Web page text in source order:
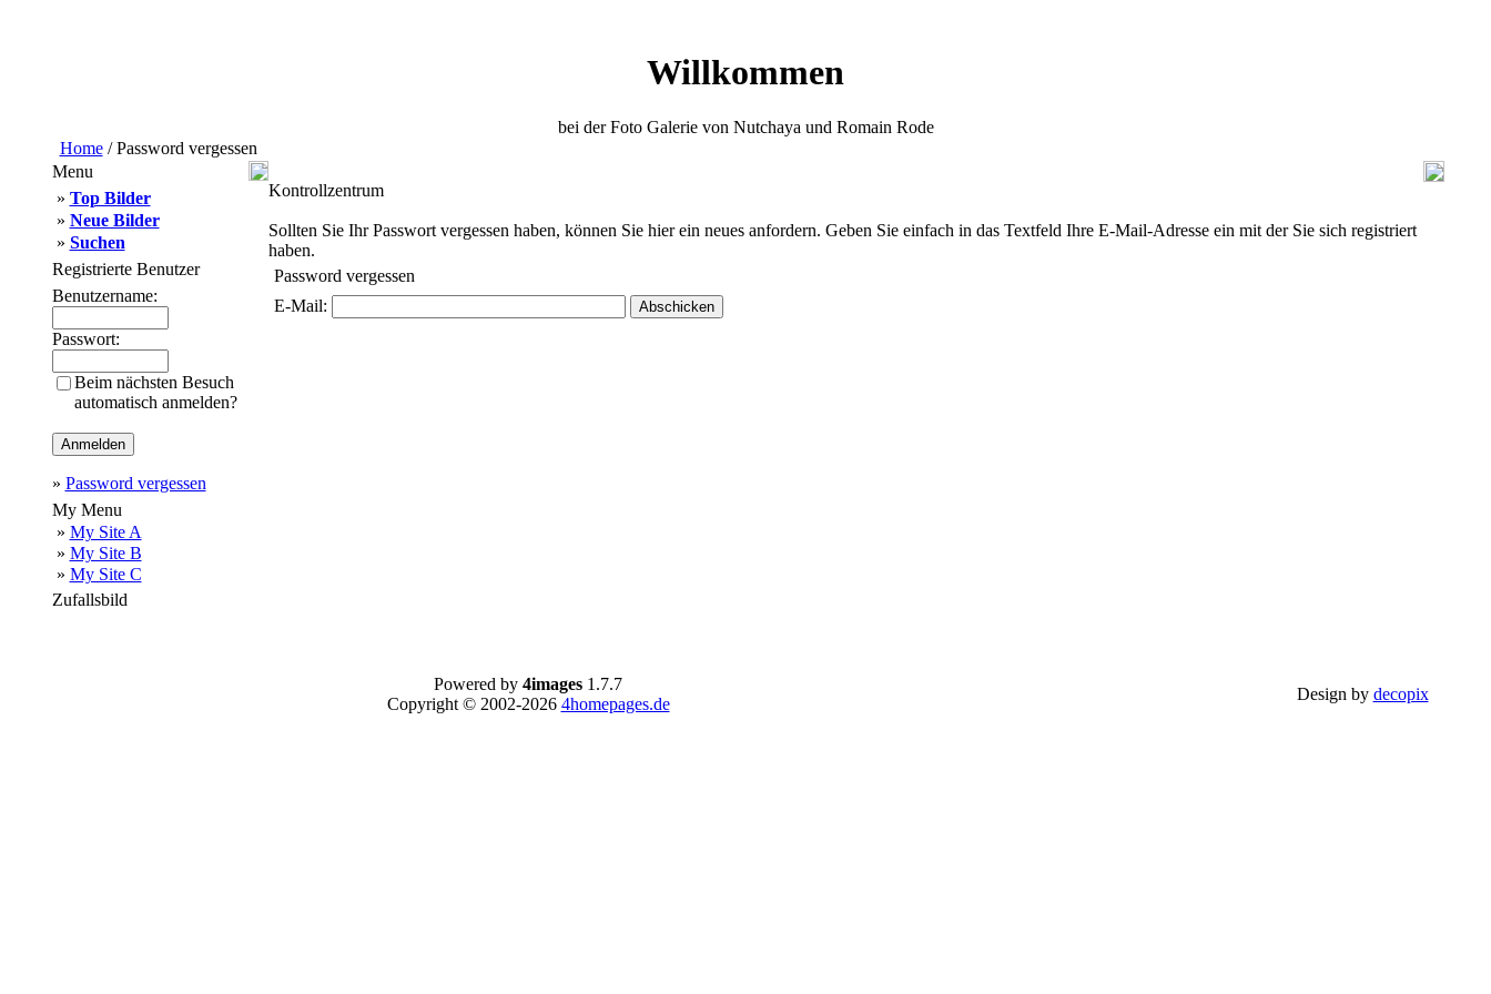
Willkommen
bei der Foto Galerie von Nutchaya und Romain Rode
Home/ Password vergessen
Menu
» Top Bilder
» Neue Bilder
» Suchen
Registrierte Benutzer
Benutzername:
Passwort:
Beim nächsten Besuch
automatisch anmelden?
» Password vergessen
My Menu
» My Site A
» My Site B
» My Site C
Zufallsbild
Kontrollzentrum
Sollten Sie Ihr Passwort vergessen haben, können Sie hier ein neues anfordern. Geben Sie einfach in das Textfeld Ihre E-Mail-Adresse ein mit der Sie sich registriert
haben.
Password vergessen
E-Mail:
Powered by 4images 1.7.7
Copyright © 2002-2026 4homepages.de
Design by decopix